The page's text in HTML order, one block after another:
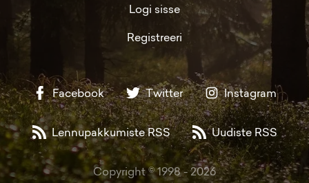
Logi sisse
Registreeri
Facebook Twitter Instagram
Lennupakkumiste RSS Uudiste RSS
Copyright © 1998 -2026